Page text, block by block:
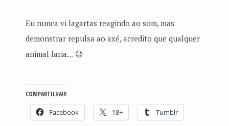
Eu nunca vi lagartas reagindo ao som, mas
demonstrar repulsa ao axé, acredito que qualquer
animal faria… 😉
COMPARTILHA!!!
Facebook 18+ Tumblr